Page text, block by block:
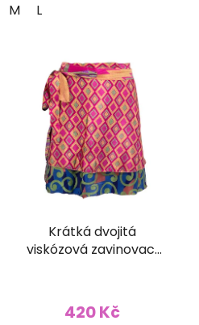
M L
Krátká dvojitá
viskózová zavinovací
420 Kč